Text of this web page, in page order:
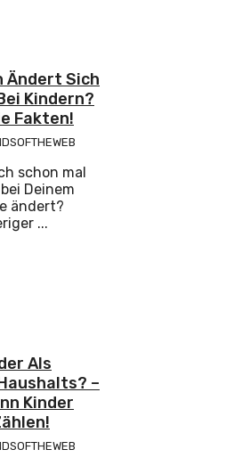
Ändert Sich
Kindern?
Fakten!
schon mal
Deinem
ändert?
...
Als
–
Kinder